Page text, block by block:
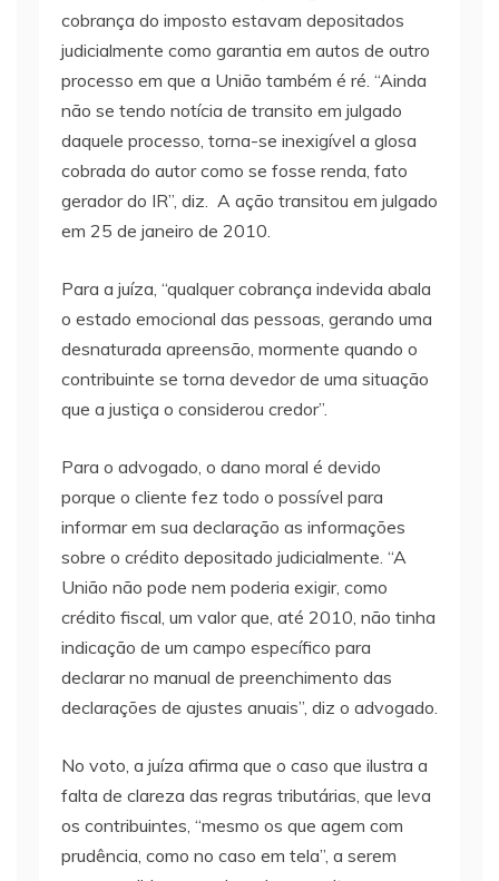
cobrança do imposto estavam depositados
judicialmente como garantia em autos de outro
processo em que a União também é ré. “Ainda
não se tendo notícia de transito em julgado
daquele processo, torna-se inexigível a glosa
cobrada do autor como se fosse renda, fato
gerador do IR”, diz. A ação transitou em julgado
em 25 de janeiro de 2010.
Para a juíza, “qualquer cobrança indevida abala
o estado emocional das pessoas, gerando uma
desnaturada apreensão, mormente quando o
contribuinte se torna devedor de uma situação
que a justiça o considerou credor”.
Para o advogado, o dano moral é devido
porque o cliente fez todo o possível para
informar em sua declaração as informações
sobre o crédito depositado judicialmente. “A
União não pode nem poderia exigir, como
crédito fiscal, um valor que, até 2010, não tinha
indicação de um campo específico para
declarar no manual de preenchimento das
declarações de ajustes anuais”, diz o advogado.
No voto, a juíza afirma que o caso que ilustra a
falta de clareza das regras tributárias, que leva
os contribuintes, “mesmo os que agem com
prudência, como no caso em tela”, a serem